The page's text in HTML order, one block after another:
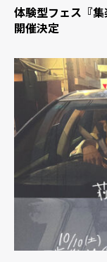
体験型フェス『
開催決定